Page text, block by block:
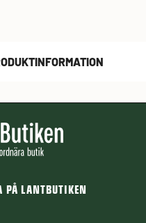
PÅ LANTBUTIKEN